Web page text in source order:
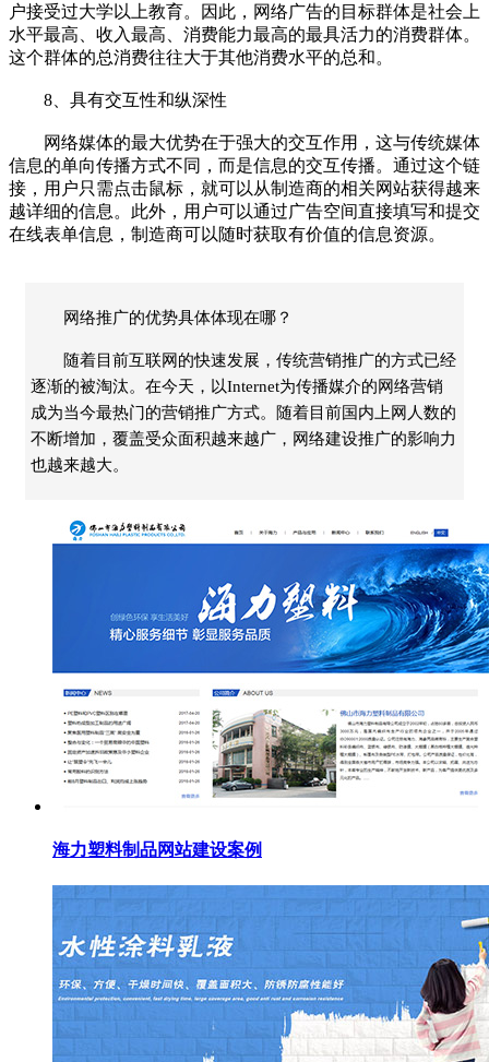
户接受过大学以上教育。因此，网络广告的目标群体是社会上
水平最高、收入最高、消费能力最高的最具活力的消费群体。
这个群体的总消费往往大于其他消费水平的总和。
8、具有交互性和纵深性
网络媒体的最大优势在于强大的交互作用，这与传统媒体
信息的单向传播方式不同，而是信息的交互传播。通过这个链
接，用户只需点击鼠标，就可以从制造商的相关网站获得越来
越详细的信息。此外，用户可以通过广告空间直接填写和提交
在线表单信息，制造商可以随时获取有价值的信息资源。
网络推广的优势具体体现在哪？
随着目前互联网的快速发展，传统营销推广的方式已经
逐渐的被淘汰。在今天，以Internet为传播媒介的网络营销
成为当今最热门的营销推广方式。随着目前国内上网人数的
不断增加，覆盖受众面积越来越广，网络建设推广的影响力
也越来越大。
海力塑料制品网站建设案例